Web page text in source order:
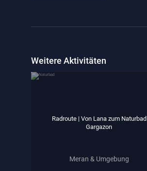
Weitere Aktivitäten
Radroute | Von Lana zum Naturbad
Gargazon
Meran & Umgebung